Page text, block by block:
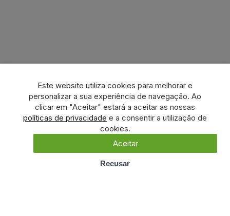
Este website utiliza cookies para melhorar e
personalizar a sua experiência de navegação. Ao
clicar em "Aceitar" estará a aceitar as nossas
políticas de privacidade e a consentir a utilização de
cookies.
Aceitar
Recusar